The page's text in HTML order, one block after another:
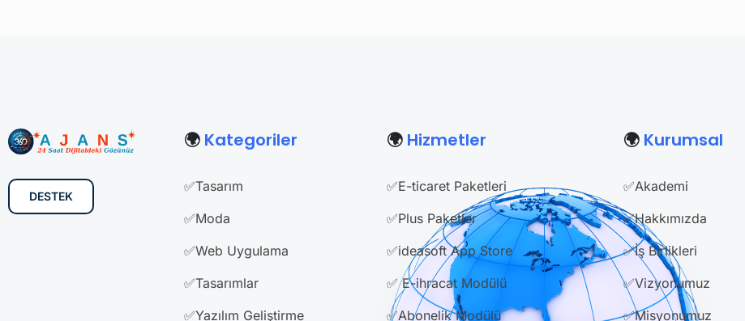
DESTEK
🌍 Kategoriler
✅Tasarım
✅Moda
✅Web Uygulama
✅Tasarımlar
✅Yazılım Geliştirme
🌍 Hizmetler
✅E-ticaret Paketleri
✅Plus Paketler
✅ideasoft App Store
✅ E-ihracat Modülü
✅Abonelik Modülü
🌍 Kurumsal
✅Akademi
✅Hakkımızda
✅İş Birlikleri
✅Vizyonumuz
✅Misyonumuz